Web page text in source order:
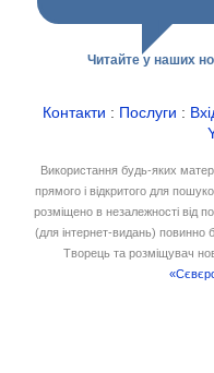
Читайте у наших
Контакти : Послуги :
Використання будь-яких
прямого і відкритого для
розміщено в незалежності від
(для інтернет-видань) повинно
Творець та розміщувач